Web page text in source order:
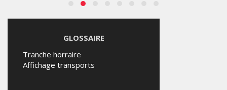
GLOSSAIRE
Tranche horraire
Affichage transports